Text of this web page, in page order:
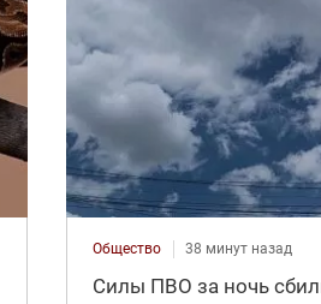
Общество 38 минут назад
Силы ПВО за ночь